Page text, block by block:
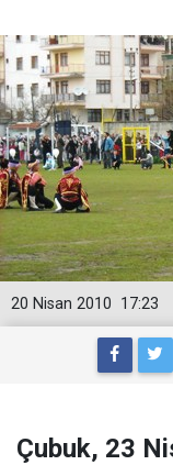
17:23
20 Nisan 2010
Çubuk, 23